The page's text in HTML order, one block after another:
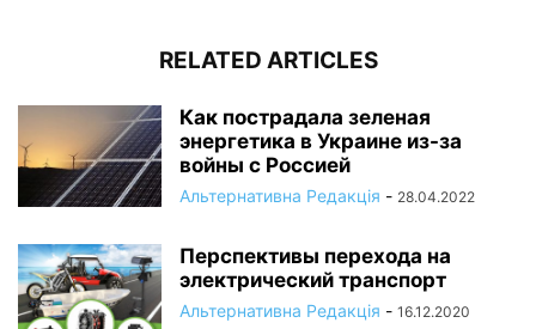
RELATED ARTICLES
Как пострадала зеленая
энергетика в Украине из-за
войны с Россией
Альтернативна Редакція - 28.04.2022
Перспективы перехода на
электрический транспорт
Альтернативна Редакція - 16.12.2020